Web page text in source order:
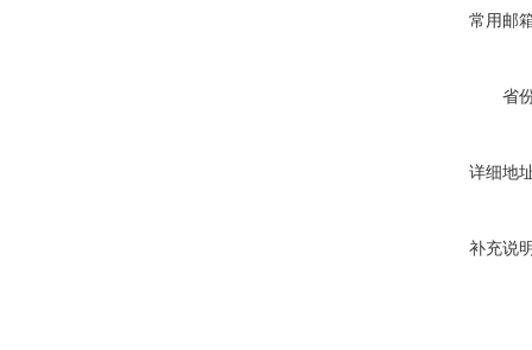
常用邮
省
详细地
补充说